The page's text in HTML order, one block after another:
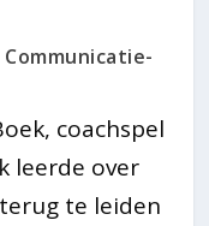
coachspel
leerde over
te leiden